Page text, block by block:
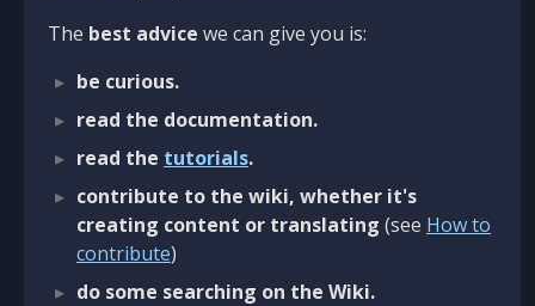
The best advice we can give you is:
be curious.
read the documentation.
read the tutorials.
contribute to the wiki, whether it's
creating content or translating (see How to
contribute)
do some searching on the Wiki.